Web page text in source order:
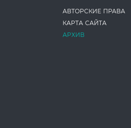
АВТОРСКИЕ ПРАВА
КАРТА САЙТА
АРХИВ